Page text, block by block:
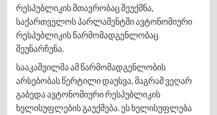
რესპუბლიკის მთავრობაც შეუქმნა,
საქართველოს პარლამენტში ავტონომიური
რესპუბლიკის წარმომადგენლობაც
შეუნარჩუნა.
სააკაშვილმა ამ წარმომადგენლობის
არსებობას წერტილი დაუსვა, მაგრამ ვეღარ
გაბედა ავტონომიური რესპუბლიკის
ხელისუფლების გაუქმება. ეს ხელისუფლება